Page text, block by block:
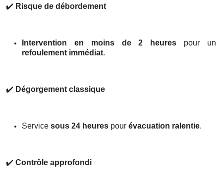
✔️ Risque de débordement
Intervention en moins de 2 heures pour un
refoulement immédiat.
✔️ Dégorgement classique
Service sous 24 heures pour évacuation ralentie.
✔️ Contrôle approfondi